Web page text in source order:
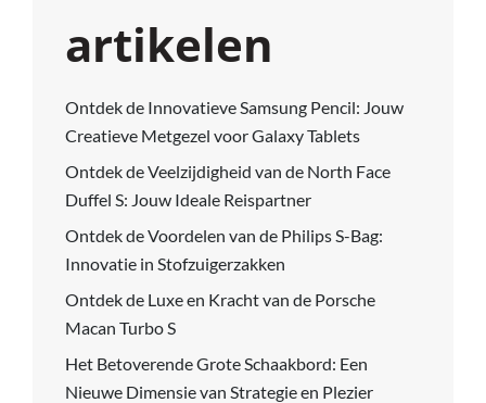
artikelen
Ontdek de Innovatieve Samsung Pencil: Jouw
Creatieve Metgezel voor Galaxy Tablets
Ontdek de Veelzijdigheid van de North Face
Duffel S: Jouw Ideale Reispartner
Ontdek de Voordelen van de Philips S-Bag:
Innovatie in Stofzuigerzakken
Ontdek de Luxe en Kracht van de Porsche
Macan Turbo S
Het Betoverende Grote Schaakbord: Een
Nieuwe Dimensie van Strategie en Plezier